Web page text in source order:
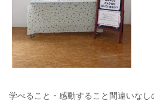
学べること・感動すること間違いなし